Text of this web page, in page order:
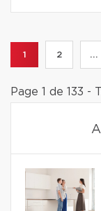
1 2 ...
Page 1 de 133 -